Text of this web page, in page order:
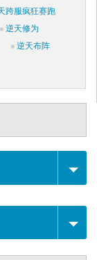
跨服疯狂赛跑
逆天修为
逆天布阵